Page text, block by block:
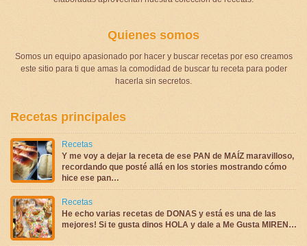
Quienes somos
Somos un equipo apasionado por hacer y buscar recetas por eso creamos
este sitio para ti que amas la comodidad de buscar tu receta para poder
hacerla sin secretos.
Recetas principales
Recetas
Y me voy a dejar la receta de ese PAN de MAÍZ maravilloso,
recordando que posté allá en los stories mostrando cómo
hice ese pan…
Recetas
He echo varias recetas de DONAS y está es una de las
mejores! Si te gusta dinos HOLA y dale a Me Gusta MIREN…